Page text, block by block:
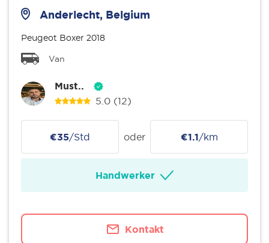
Anderlecht, Belgium
Peugeot Boxer 2018
Van
Must..
5.0 (12)
€35/Std oder €1.1/km
Handwerker
Kontakt